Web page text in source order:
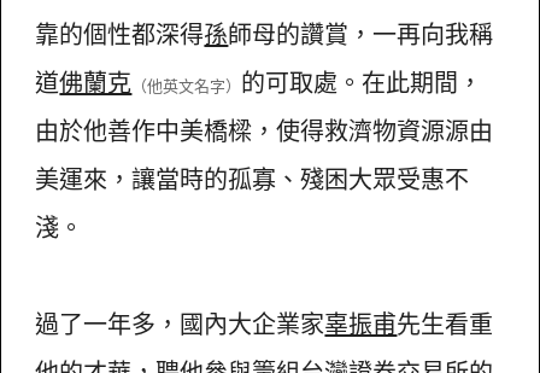
靠的個性都深得孫師母的讚賞，一再向我稱
道佛蘭克 （他英文名字） 的可取處。在此期間，
由於他善作中美橋樑，使得救濟物資源源由
美運來，讓當時的孤寡、殘困大眾受惠不
淺。
過了一年多，國內大企業家辜振甫先生看重